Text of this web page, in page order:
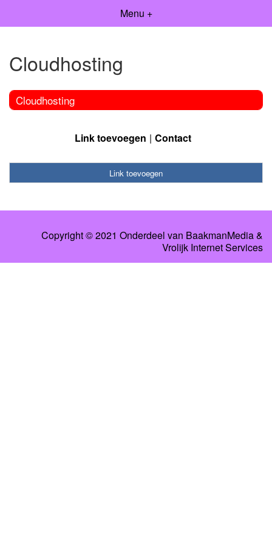
Menu +
Cloudhosting
Cloudhosting
Link toevoegen Contact
Link toevoegen
Copyright © 2021 Onderdeel van BaakmanMedia&
Vrolijk Internet Services